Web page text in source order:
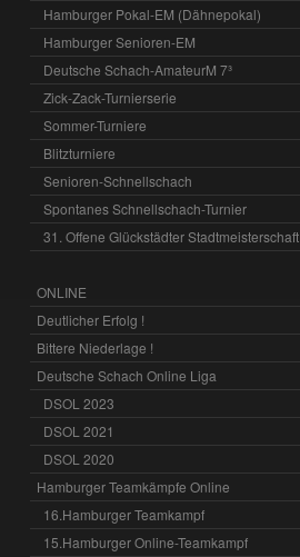
Hamburger Pokal-EM (Dähnepokal)
Hamburger Senioren-EM
Deutsche Schach-AmateurM 7³
Zick-Zack-Turnierserie
Sommer-Turniere
Blitzturniere
Senioren-Schnellschach
Spontanes Schnellschach-Turnier
31. Offene Glückstädter Stadtmeisterschaft
ONLINE
Deutlicher Erfolg !
Bittere Niederlage !
Deutsche Schach Online Liga
DSOL 2023
DSOL 2021
DSOL 2020
Hamburger Teamkämpfe Online
16.Hamburger Teamkampf
15.Hamburger Online-Teamkampf